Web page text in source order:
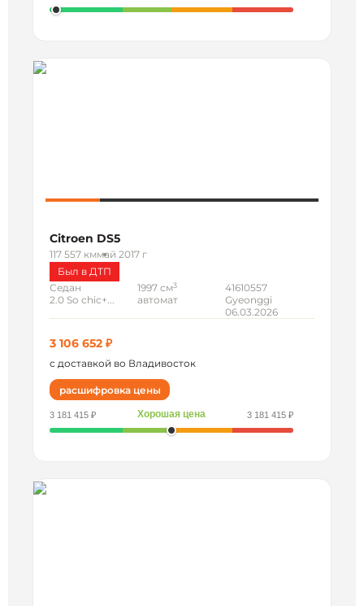
Citroen DS5
117 557 кммай 2017 г
Был в ДТП
Седан
2.0 So chic+...
1997 см3
автомат
41610557
Gyeonggi
06.03.2026
3 106 652 ₽
с доставкой во Владивосток
расшифровка цены
3 181 415 ₽ Хорошая цена 3 181 415 ₽